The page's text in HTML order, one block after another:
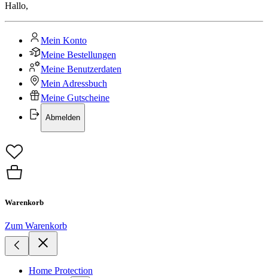
Hallo,
Mein Konto
Meine Bestellungen
Meine Benutzerdaten
Mein Adressbuch
Meine Gutscheine
Abmelden
Warenkorb
Zum Warenkorb
Home Protection